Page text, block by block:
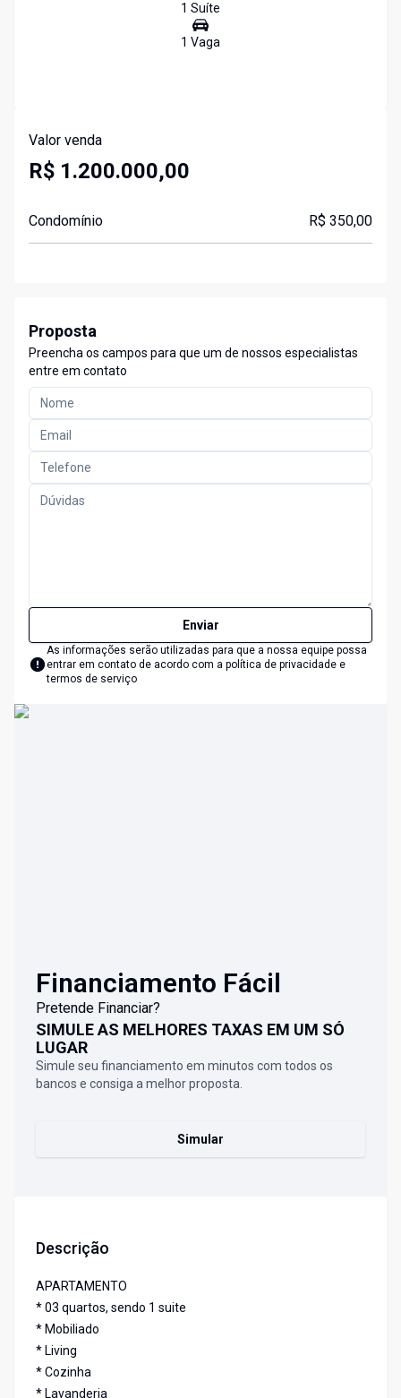
1 Suíte
1 Vaga
Valor venda
R$ 1.200.000,00
Condomínio R$ 350,00
Proposta
Preencha os campos para que um de nossos especialistas
entre em contato
Enviar
As informações serão utilizadas para que a nossa equipe possa
entrar em contato de acordo com a política de privacidade e
termos de serviço
Financiamento Fácil
Pretende Financiar?
SIMULE AS MELHORES TAXAS EM UM SÓ
LUGAR
Simule seu financiamento em minutos com todos os
bancos e consiga a melhor proposta.
Simular
Descrição
APARTAMENTO
* 03 quartos, sendo 1 suite
* Mobiliado
* Living
* Cozinha
* Lavanderia